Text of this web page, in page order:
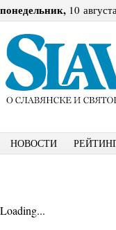
понедельник, 10
НОВОСТИ
Loading...